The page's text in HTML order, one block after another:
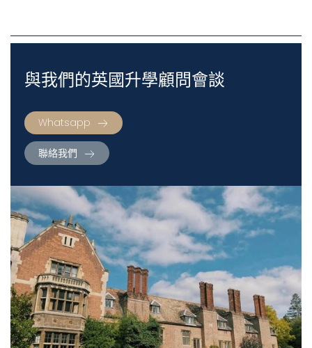
與我們的英國升學顧問會談
Whatsapp
聯絡我們